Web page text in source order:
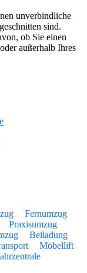
unverbindliche
sind.
ob Sie einen
außerhalb Ihres
Fernumzug
Praxisumzug
Beiladung
Möbellift